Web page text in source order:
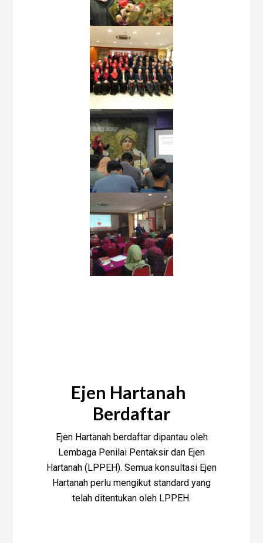
Ejen Hartanah
Berdaftar
Ejen Hartanah berdaftar dipantau oleh
Lembaga Penilai Pentaksir dan Ejen
Hartanah (LPPEH). Semua konsultasi Ejen
Hartanah perlu mengikut standard yang
telah ditentukan oleh LPPEH.